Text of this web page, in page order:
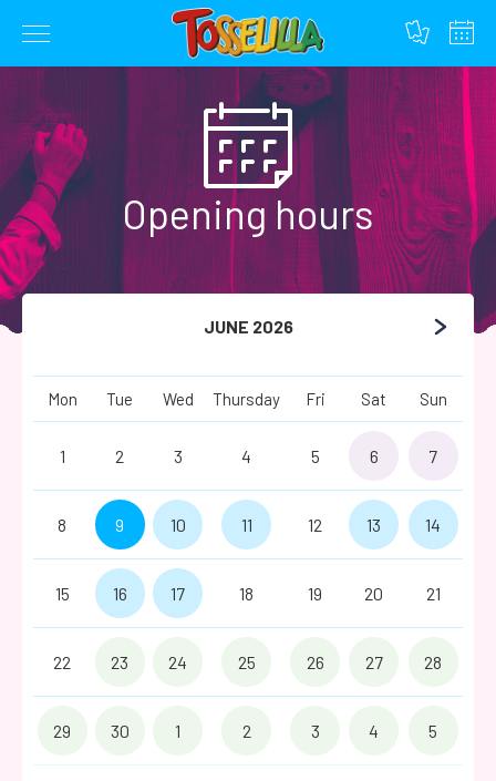
Skip
to
content
Opening hours
JUNE 2026
Mon Tue Wed Thursday Fri Sat Sun
1 2 3 4 5 6 7
8 9 10 11 12 13 14
15 16 17 18 19 20 21
22 23 24 25 26 27 28
29 30 1 2 3 4 5